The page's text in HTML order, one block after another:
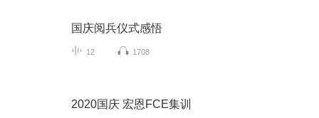
国庆阅兵仪式感悟
12 1708
2020国庆 宏恩FCE集训